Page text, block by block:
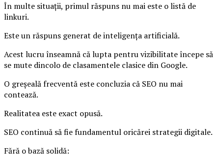
În multe situații, primul răspuns nu mai este o listă de
linkuri.
Este un răspuns generat de inteligența artificială.
Acest lucru înseamnă că lupta pentru vizibilitate începe să
se mute dincolo de clasamentele clasice din Google.
O greșeală frecventă este concluzia că SEO nu mai
contează.
Realitatea este exact opusă.
SEO continuă să fie fundamentul oricărei strategii digitale.
Fără o bază solidă: